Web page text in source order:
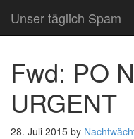
Unser täglich Spam
Fwd: PO
URGENT
28. Juli 2015 by